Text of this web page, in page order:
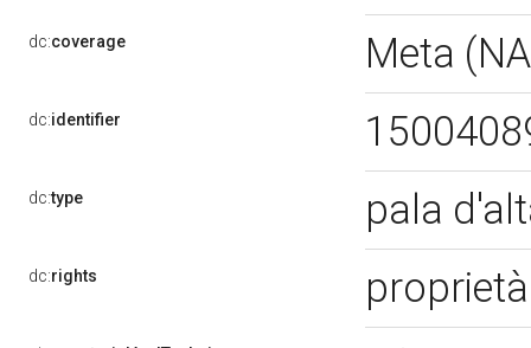
dc:coverage Meta
dc:identifier
dc:type pala
dc:rights